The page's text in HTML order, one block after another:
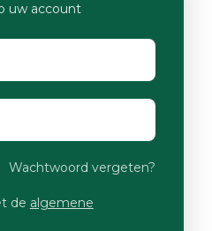
uw account
Wachtwoord vergeten?
de algemene